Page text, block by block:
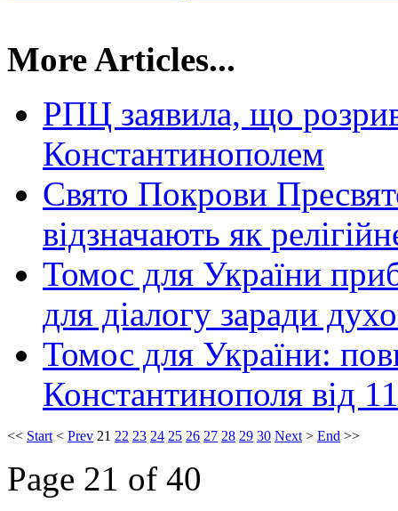
More Articles...
РПЦ заявила, що
Константинополем
Свято Покрови
відзначають як
Томос для України
для діалогу заради
Томос для України:
Константинополя від
<< Start < Prev 21 22 23 24 25 26 27 28 29 30 Next > End >>
Page 21 of 40